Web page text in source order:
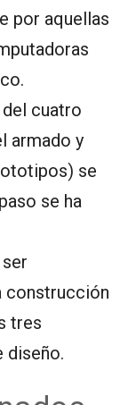
por aquellas
cuatro
armado y
se
se ha
construcción
tres
diseño.